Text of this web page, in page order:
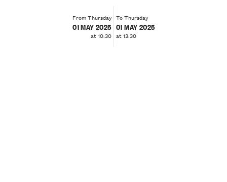
From Thursday
01 MAY 2025
at 10:30
To Thursday
01 MAY 2025
at 13:30